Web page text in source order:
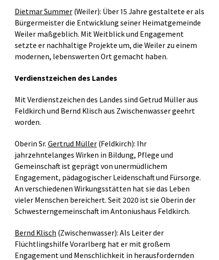
Dietmar Summer (Weiler): Über 15 Jahre gestaltete er als
Bürgermeister die Entwicklung seiner Heimatgemeinde
Weiler maßgeblich. Mit Weitblick und Engagement
setzte er nachhaltige Projekte um, die Weiler zu einem
modernen, lebenswerten Ort gemacht haben.
Verdienstzeichen des Landes
Mit Verdienstzeichen des Landes sind Getrud Müller aus
Feldkirch und Bernd Klisch aus Zwischenwasser geehrt
worden.
Oberin Sr. Gertrud Müller (Feldkirch): Ihr
jahrzehntelanges Wirken in Bildung, Pflege und
Gemeinschaft ist geprägt von unermüdlichem
Engagement, pädagogischer Leidenschaft und Fürsorge.
An verschiedenen Wirkungsstätten hat sie das Leben
vieler Menschen bereichert. Seit 2020 ist sie Oberin der
Schwesterngemeinschaft im Antoniushaus Feldkirch.
Bernd Klisch (Zwischenwasser): Als Leiter der
Flüchtlingshilfe Vorarlberg hat er mit großem
Engagement und Menschlichkeit in herausfordernden